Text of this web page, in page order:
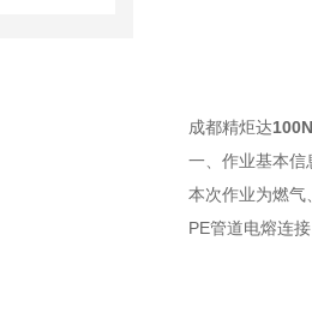
成都精炬达
一、作业基本信
本次作业为燃气
PE管道电熔连